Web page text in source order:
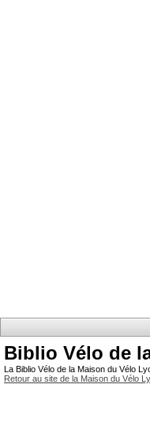
Biblio Vélo de
La Biblio Vélo de la Maison du Vélo
Retour au site de la Maison du Vélo